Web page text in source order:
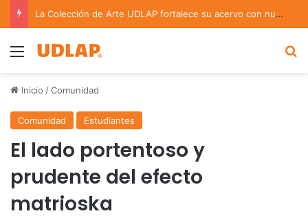
La Colección de Arte UDLAP fortalece su acervo con nuevas obras de artistas emergentes y consolidados
Menu
Inicio /Comunidad
Comunidad Estudiantes
El lado portentoso y
prudente del efecto
matrioska